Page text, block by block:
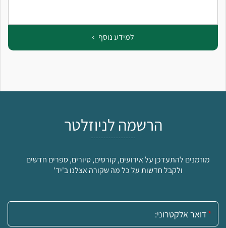
למידע נוסף
הרשמה לניוזלטר
מוזמנים להתעדכן על אירועים, קורסים, סיורים, ספרים חדשים
ולקבל חדשות על כל מה שקורה אצלנו ב'יד'
אימייל: